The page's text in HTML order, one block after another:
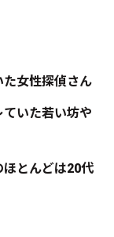
女性探偵さん
いた若い坊や
とんどは20代